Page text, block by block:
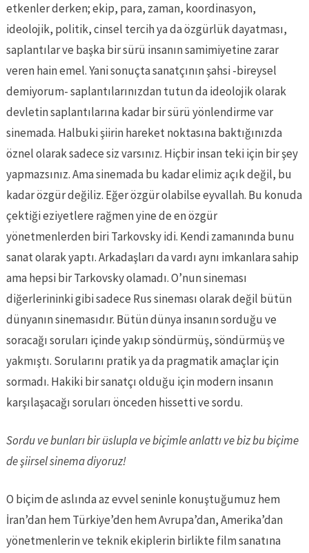
etkenler derken; ekip, para, zaman, koordinasyon,
ideolojik, politik, cinsel tercih ya da özgürlük dayatması,
saplantılar ve başka bir sürü insanın samimiyetine zarar
veren hain emel. Yani sonuçta sanatçının şahsi -bireysel
demiyorum- saplantılarınızdan tutun da ideolojik olarak
devletin saplantılarına kadar bir sürü yönlendirme var
sinemada. Halbuki şiirin hareket noktasına baktığınızda
öznel olarak sadece siz varsınız. Hiçbir insan teki için bir şey
yapmazsınız. Ama sinemada bu kadar elimiz açık değil, bu
kadar özgür değiliz. Eğer özgür olabilse eyvallah. Bu konuda
çektiği eziyetlere rağmen yine de en özgür
yönetmenlerden biri Tarkovsky idi. Kendi zamanında bunu
sanat olarak yaptı. Arkadaşları da vardı aynı imkanlara sahip
ama hepsi bir Tarkovsky olamadı. O’nun sineması
diğerlerininki gibi sadece Rus sineması olarak değil bütün
dünyanın sinemasıdır. Bütün dünya insanın sorduğu ve
soracağı soruları içinde yakıp söndürmüş, söndürmüş ve
yakmıştı. Sorularını pratik ya da pragmatik amaçlar için
sormadı. Hakiki bir sanatçı olduğu için modern insanın
karşılaşacağı soruları önceden hissetti ve sordu.
Sordu ve bunları bir üslupla ve biçimle anlattı ve biz bu biçime
de şiirsel sinema diyoruz!
O biçim de aslında az evvel seninle konuştuğumuz hem
İran’dan hem Türkiye’den hem Avrupa’dan, Amerika’dan
yönetmenlerin ve teknik ekiplerin birlikte film sanatına